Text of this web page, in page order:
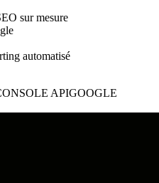
sur mesure
automatisé
APIGOOGLE